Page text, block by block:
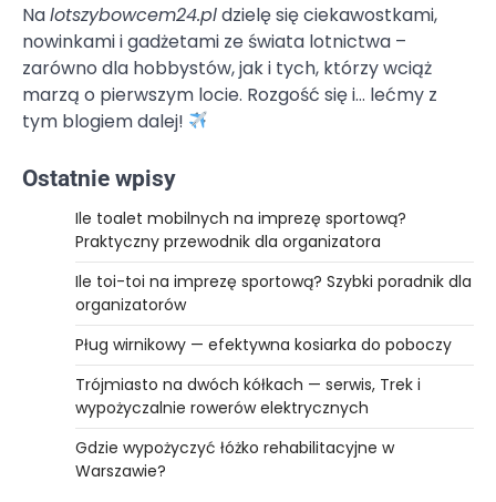
Nalotszybowcem24.pldzielę się ciekawostkami,
nowinkami i gadżetami ze świata lotnictwa –
zarówno dla hobbystów, jak i tych, którzy wciąż
marzą o pierwszym locie. Rozgość się i… lećmy z
tym blogiem dalej!
Ostatnie wpisy
Ile toalet mobilnych na imprezę sportową?
Praktyczny przewodnik dla organizatora
Ile toi-toi na imprezę sportową? Szybki poradnik dla
organizatorów
Pług wirnikowy — efektywna kosiarka do poboczy
Trójmiasto na dwóch kółkach — serwis, Trek i
wypożyczalnie rowerów elektrycznych
Gdzie wypożyczyć łóżko rehabilitacyjne w
Warszawie?